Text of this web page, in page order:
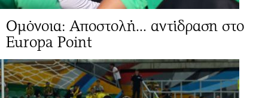
Ομόνοια: Αποστολή... αντίδραση στο
Europa Point